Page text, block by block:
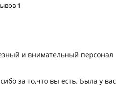
1
и внимательный персонал
за то,что вы есть. Была у вас